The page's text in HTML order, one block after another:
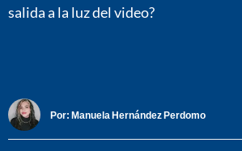
salida a la luz del video?
Por: Manuela Hernández Perdomo